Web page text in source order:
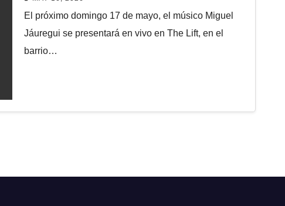
El próximo domingo 17 de mayo, el músico Miguel
Jáuregui se presentará en vivo en The Lift, en el
barrio…